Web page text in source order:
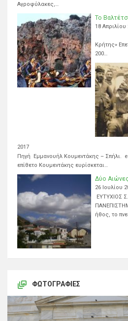
Αγροφύλακες,…
Το
18 Απριλίου
«Το
Κρήτης»
200…
2017
Πηγή Εμμανουήλ Κουμεντάκης – Σπήλι.
επίθετο Κουμεντάκης ευρίσκεται…
Δύο
26 Ιουλίου
ΕΥΤΥΧΙΟΣ
ήθος, το
ΦΩΤΟΓΡΑΦΊΕΣ